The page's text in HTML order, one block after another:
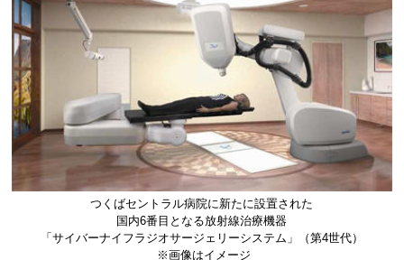
つくばセントラル病院に新たに設置された
国内6番目となる放射線治療機器
「サイバーナイフラジオサージェリーシステム」（第4世代）
※画像はイメージ